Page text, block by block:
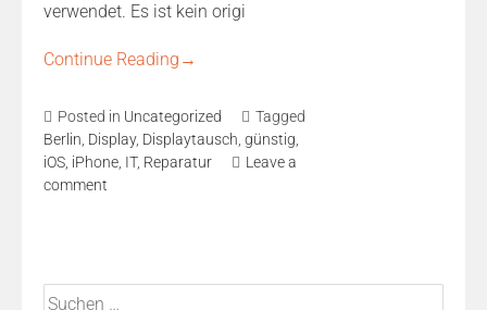
verwendet. Es ist kein origi
Continue Reading →
Posted in Uncategorized
Tagged
Berlin, Display, Displaytausch, günstig,
iOS, iPhone, IT, Reparatur
Leave a
comment
Suchen